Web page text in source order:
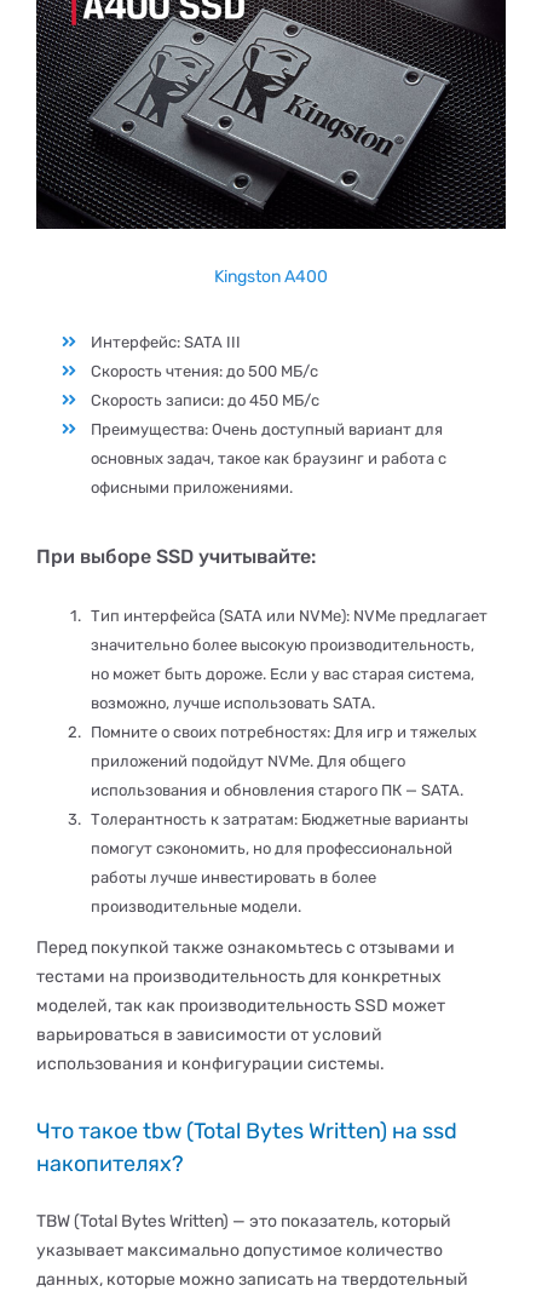
Kingston A400
Интерфейс: SATA III
Скорость чтения: до 500 МБ/с
Скорость записи: до 450 МБ/с
Преимущества: Очень доступный вариант для
основных задач, такое как браузинг и работа с
офисными приложениями.
При выборе SSD учитывайте:
Тип интерфейса (SATA или NVMe): NVMe предлагает
значительно более высокую производительность,
но может быть дороже. Если у вас старая система,
возможно, лучше использовать SATA.
Помните о своих потребностях: Для игр и тяжелых
приложений подойдут NVMe. Для общего
использования и обновления старого ПК — SATA.
Толерантность к затратам: Бюджетные варианты
помогут сэкономить, но для профессиональной
работы лучше инвестировать в более
производительные модели.
Перед покупкой также ознакомьтесь с отзывами и
тестами на производительность для конкретных
моделей, так как производительность SSD может
варьироваться в зависимости от условий
использования и конфигурации системы.
Что такое tbw (Total Bytes Written) на ssd
накопителях?
TBW (Total Bytes Written) — это показатель, который
указывает максимально допустимое количество
данных, которые можно записать на твердотельный